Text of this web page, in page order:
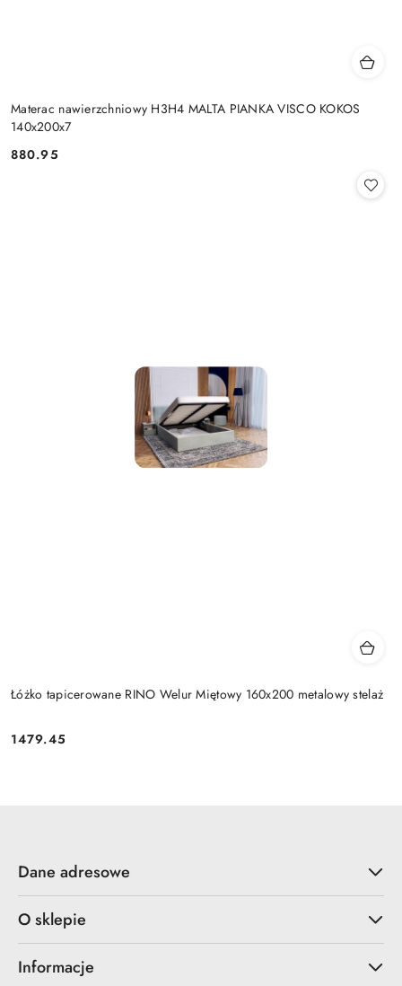
Materac nawierzchniowy H3H4 MALTA PIANKA VISCO KOKOS
140x200x7
Cena:
880.95
Łóżko tapicerowane RINO Welur Miętowy 160x200 metalowy stelaż
Cena:
1479.45
Dane adresowe
O sklepie
Informacje